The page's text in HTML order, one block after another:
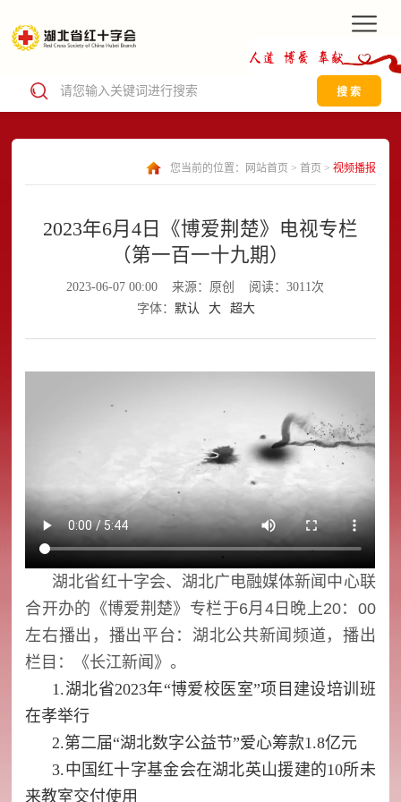
搜 索
您当前的位置： 网站首页 > 首页 > 视频播报
2023年6月4日《博爱荆楚》电视专栏
（第一百一十九期）
2023-06-07 00:00 来源：原创
阅读：3011次
字体： 默认 大 超大
湖北省红十字会、湖北广电融媒体新闻中心联
合开办的《博爱荆楚》专栏于6月4日晚上20：00
左右播出，播出平台：湖北公共新闻频道，播出
栏目：《长江新闻》。
1.湖北省2023年“博爱校医室”项目建设培训班
在孝举行
2.第二届“湖北数字公益节”爱心筹款1.8亿元
3.中国红十字基金会在湖北英山援建的10所未
来教室交付使用